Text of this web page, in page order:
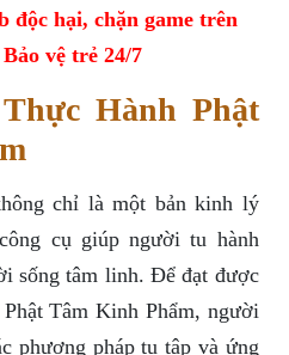
độc hại, chặn game trên
vệ trẻ 24/7
Hành Phật
chỉ là một bản kinh lý
cụ giúp người tu hành
sống tâm linh. Để đạt được
Tâm Kinh Phẩm, người
phương pháp tu tập và ứng